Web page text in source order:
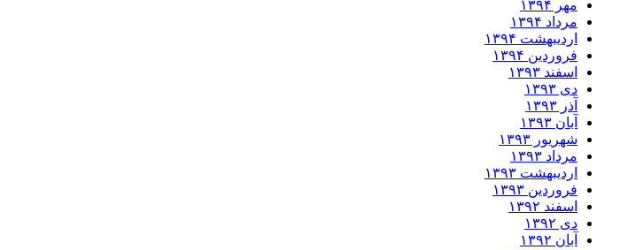
مهر ۱۳۹۴
مرداد ۱۳۹۴
اردیبهشت ۱۳۹۴
فروردین ۱۳۹۴
اسفند ۱۳۹۳
دی ۱۳۹۳
آذر ۱۳۹۳
آبان ۱۳۹۳
شهریور ۱۳۹۳
مرداد ۱۳۹۳
اردیبهشت ۱۳۹۳
فروردین ۱۳۹۳
اسفند ۱۳۹۲
دی ۱۳۹۲
آبان ۱۳۹۲